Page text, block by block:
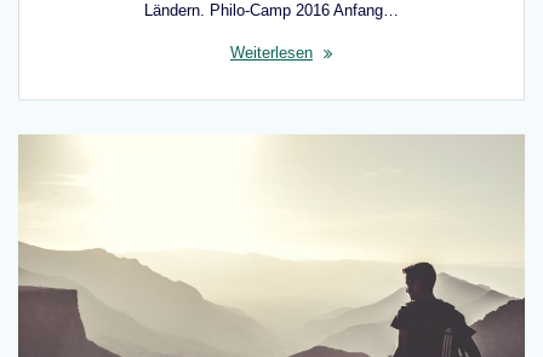
Ländern. Philo-Camp 2016 Anfang…
Weiterlesen